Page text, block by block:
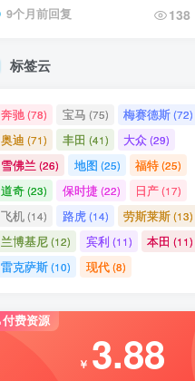
9个月前回复 138
标签云
奔驰(78) 宝马 (75) 梅赛德斯(72)
奥迪 (71) 丰田 (41) 大众(29)
雪佛兰 (26) 地图 (25) 福特(25)
道奇(23) 保时捷(22) 日产(17)
飞机(14) 路虎(14) 劳斯莱斯(13)
兰博基尼(12) 宾利 (11) 本田 (11)
雷克萨斯(10) 现代(8)
付费资源
￥ 3.88